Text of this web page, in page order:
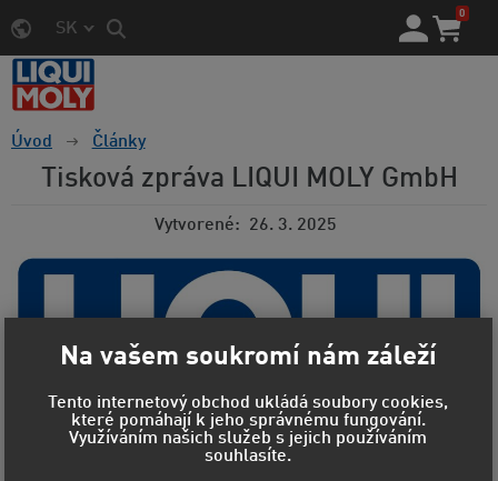
SK
0
Úvod Články
Tisková zpráva LIQUI MOLY GmbH
Vytvorené 26. 3. 2025
Na vašem soukromí nám záleží
Tento internetový obchod ukládá soubory cookies,
které pomáhají k jeho správnému fungování.
Využíváním našich služeb s jejich používáním
souhlasíte.